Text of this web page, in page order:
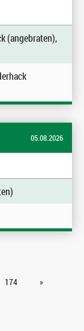
(angebraten),
05.08.2026
174 »